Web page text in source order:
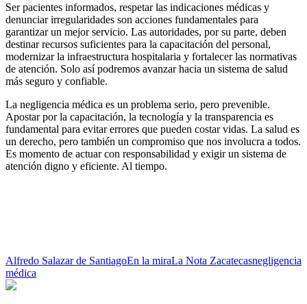
Ser pacientes informados, respetar las indicaciones médicas y
denunciar irregularidades son acciones fundamentales para
garantizar un mejor servicio. Las autoridades, por su parte, deben
destinar recursos suficientes para la capacitación del personal,
modernizar la infraestructura hospitalaria y fortalecer las normativas
de atención. Solo así podremos avanzar hacia un sistema de salud
más seguro y confiable.
La negligencia médica es un problema serio, pero prevenible.
Apostar por la capacitación, la tecnología y la transparencia es
fundamental para evitar errores que pueden costar vidas. La salud es
un derecho, pero también un compromiso que nos involucra a todos.
Es momento de actuar con responsabilidad y exigir un sistema de
atención digno y eficiente. Al tiempo.
Alfredo Salazar de SantiagoEn la miraLa Nota Zacatecasnegligencia
médica